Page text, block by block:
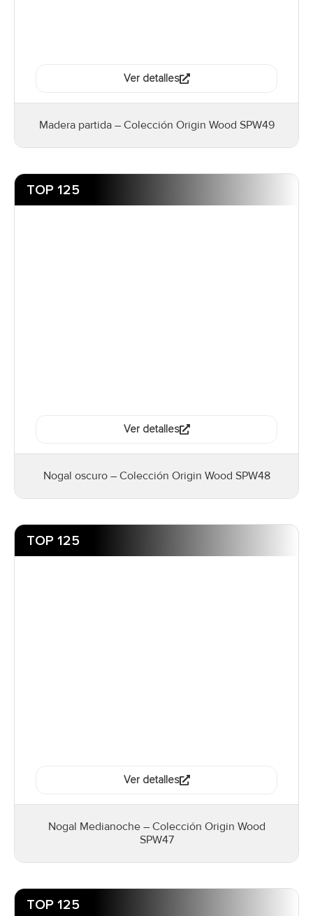
Ver detalles
Madera partida – Colección Origin Wood SPW49
TOP 125
Ver detalles
Nogal oscuro – Colección Origin Wood SPW48
TOP 125
Ver detalles
Nogal Medianoche – Colección Origin Wood
SPW47
TOP 125